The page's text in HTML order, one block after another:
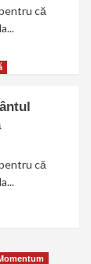
că
că